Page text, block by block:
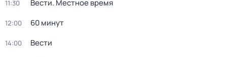
11:30 Вести. Местное время
12:00 60 минут
14:00 Вести